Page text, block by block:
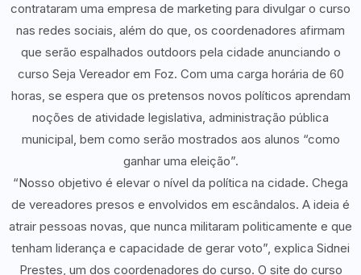
contrataram uma empresa de marketing para divulgar o curso
nas redes sociais, além do que, os coordenadores afirmam
que serão espalhados outdoors pela cidade anunciando o
curso Seja Vereador em Foz. Com uma carga horária de 60
horas, se espera que os pretensos novos políticos aprendam
noções de atividade legislativa, administração pública
municipal, bem como serão mostrados aos alunos “como
ganhar uma eleição”.
“Nosso objetivo é elevar o nível da política na cidade. Chega
de vereadores presos e envolvidos em escândalos. A ideia é
atrair pessoas novas, que nunca militaram politicamente e que
tenham liderança e capacidade de gerar voto”, explica Sidnei
Prestes, um dos coordenadores do curso. O site do curso